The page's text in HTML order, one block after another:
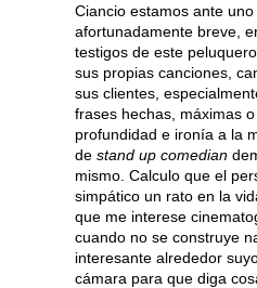
Ciancio estamos ante uno
afortunadamente breve,
testigos de este
sus propias canciones,
sus clientes,
frases hechas, máximas
profundidad e ironía a la
de stand up comedian
mismo. Calculo que el
simpático un rato en la
que me interese
cuando no se construye
interesante alrededor
cámara para que diga